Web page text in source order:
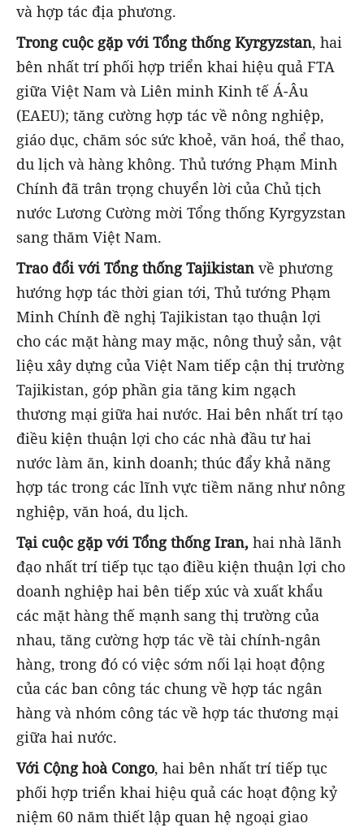
và hợp tác địa phương.
Trong cuộc gặp với Tổng thống Kyrgyzstan, hai
bên nhất trí phối hợp triển khai hiệu quả FTA
giữa Việt Nam và Liên minh Kinh tế Á-Âu
(EAEU); tăng cường hợp tác về nông nghiệp,
giáo dục, chăm sóc sức khoẻ, văn hoá, thể thao,
du lịch và hàng không. Thủ tướng Phạm Minh
Chính đã trân trọng chuyển lời của Chủ tịch
nước Lương Cường mời Tổng thống Kyrgyzstan
sang thăm Việt Nam.
Trao đổi với Tổng thống Tajikistan về phương
hướng hợp tác thời gian tới, Thủ tướng Phạm
Minh Chính đề nghị Tajikistan tạo thuận lợi
cho các mặt hàng may mặc, nông thuỷ sản, vật
liệu xây dựng của Việt Nam tiếp cận thị trường
Tajikistan, góp phần gia tăng kim ngạch
thương mại giữa hai nước. Hai bên nhất trí tạo
điều kiện thuận lợi cho các nhà đầu tư hai
nước làm ăn, kinh doanh; thúc đẩy khả năng
hợp tác trong các lĩnh vực tiềm năng như nông
nghiệp, văn hoá, du lịch.
Tại cuộc gặp với Tổng thống Iran, hai nhà lãnh
đạo nhất trí tiếp tục tạo điều kiện thuận lợi cho
doanh nghiệp hai bên tiếp xúc và xuất khẩu
các mặt hàng thế mạnh sang thị trường của
nhau, tăng cường hợp tác về tài chính-ngân
hàng, trong đó có việc sớm nối lại hoạt động
của các ban công tác chung về hợp tác ngân
hàng và nhóm công tác về hợp tác thương mại
giữa hai nước.
Với Cộng hoà Congo, hai bên nhất trí tiếp tục
phối hợp triển khai hiệu quả các hoạt động kỷ
niệm 60 năm thiết lập quan hệ ngoại giao